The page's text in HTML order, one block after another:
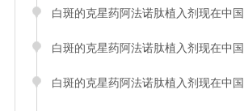
白斑的克星药阿法诺肽植入剂现在中
白斑的克星药阿法诺肽植入剂现在中
白斑的克星药阿法诺肽植入剂现在中